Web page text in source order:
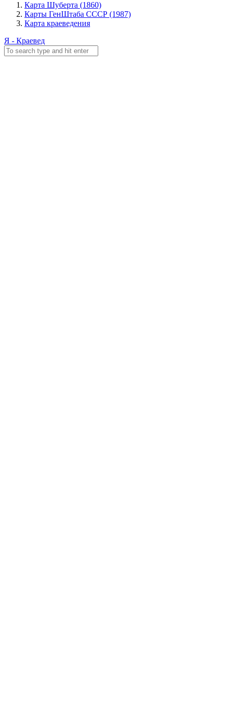
Карта Шуберта (1860)
Карты ГенШтаба СССР (1987)
Карта краеведения
Я - Краевед